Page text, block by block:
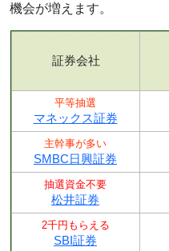
機会が増えます。
証券会社
平等抽選
マネックス証券
主幹事が多い
SMBC日興証券
抽選資金不要
松井証券
2千円もらえる
SBI証券